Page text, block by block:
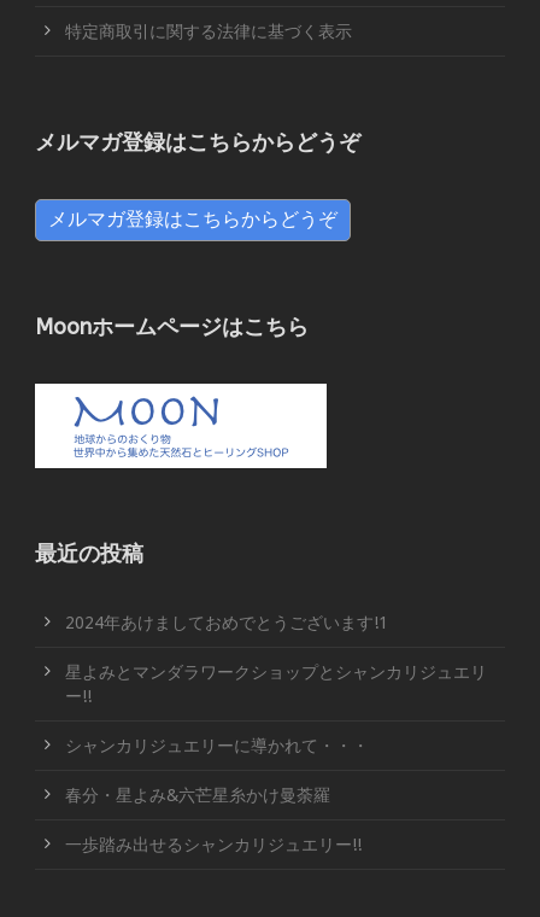
特定商取引に関する法律に基づく表示
メルマガ登録はこちらからどうぞ
メルマガ登録はこちらからどうぞ
Moonホームページはこちら
最近の投稿
2024年あけましておめでとうございます!1
星よみとマンダラワークショップとシャンカリジュエリ
ー!!
シャンカリジュエリーに導かれて・・・
春分・星よみ&六芒星糸かけ曼荼羅
一歩踏み出せるシャンカリジュエリー!!